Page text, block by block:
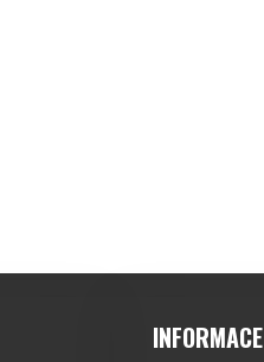
INFORMACE